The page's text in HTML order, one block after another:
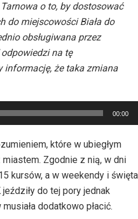
o to, by dostosować
do miejscowości Biała do
obsługiwana przez
na tę
informację, że taka zmiana
00:00
które w ubiegłym
miastem. Zgodnie z nią, w dni
kursów, a w weekendy i święta
do tej pory jednak
dodatkowo płacić.